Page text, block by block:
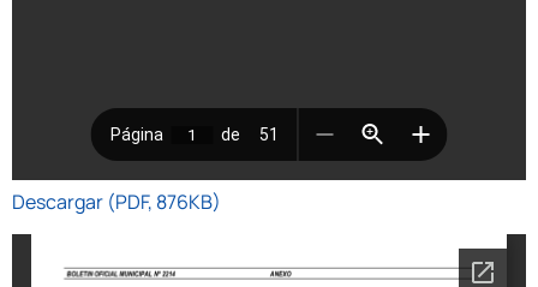
Descargar (PDF, 876KB)